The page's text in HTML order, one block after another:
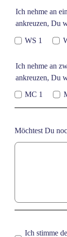
Ich nehme an
ankreuzen, Du
WS 1
Ich nehme an
ankreuzen, Du
MC 1
Möchtest Du
Ich stimme